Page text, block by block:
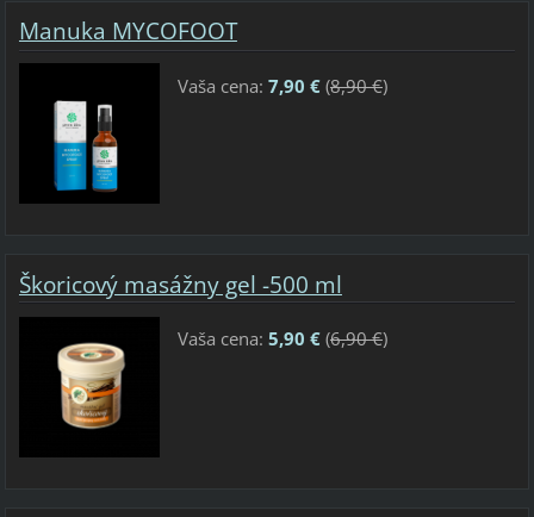
Manuka MYCOFOOT
Vaša cena: 7,90 €(8,90 €)
Škoricový masážny gel -500 ml
Vaša cena: 5,90 €(6,90 €)